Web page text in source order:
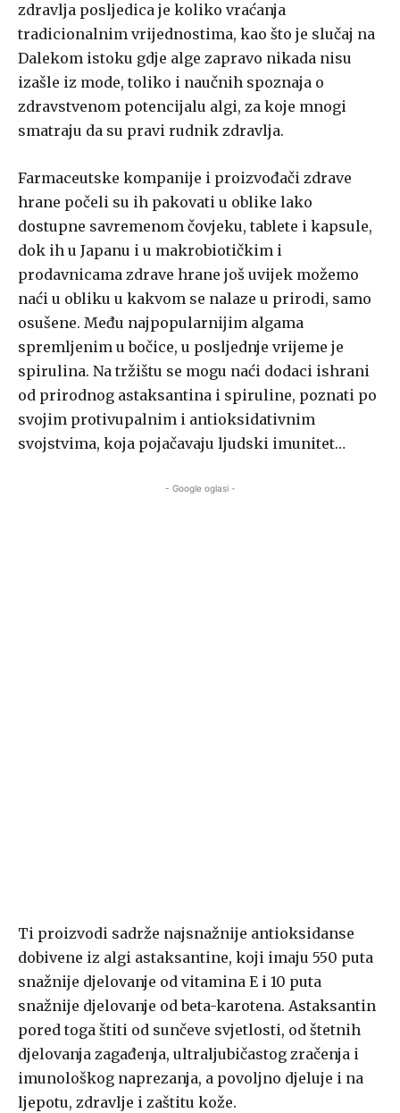
zdravlja posljedica je koliko vraćanja
tradicionalnim vrijednostima, kao što je slučaj na
Dalekom istoku gdje alge zapravo nikada nisu
izašle iz mode, toliko i naučnih spoznaja o
zdravstvenom potencijalu algi, za koje mnogi
smatraju da su pravi rudnik zdravlja.
Farmaceutske kompanije i proizvođači zdrave
hrane počeli su ih pakovati u oblike lako
dostupne savremenom čovjeku, tablete i kapsule,
dok ih u Japanu i u makrobiotičkim i
prodavnicama zdrave hrane još uvijek možemo
naći u obliku u kakvom se nalaze u prirodi, samo
osušene. Među najpopularnijim algama
spremljenim u bočice, u posljednje vrijeme je
spirulina. Na tržištu se mogu naći dodaci ishrani
od prirodnog astaksantina i spiruline, poznati po
svojim protivupalnim i antioksidativnim
svojstvima, koja pojačavaju ljudski imunitet…
- Google oglasi -
Ti proizvodi sadrže najsnažnije antioksidanse
dobivene iz algi astaksantine, koji imaju 550 puta
snažnije djelovanje od vitamina E i 10 puta
snažnije djelovanje od beta-karotena. Astaksantin
pored toga štiti od sunčeve svjetlosti, od štetnih
djelovanja zagađenja, ultraljubičastog zračenja i
imunološkog naprezanja, a povoljno djeluje i na
ljepotu, zdravlje i zaštitu kože.